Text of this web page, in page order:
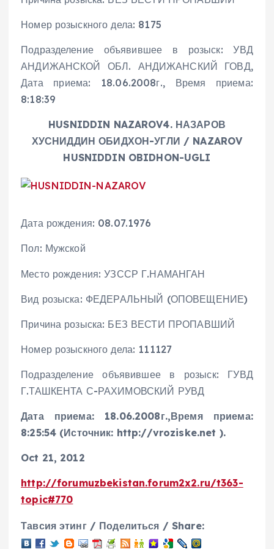
Номер розыскного дела: 8175
Подразделение объявившее в розыск: УВД
АНДИЖАНСКОЙ ОБЛ. АНДИЖАНСКИЙ ГОВД,
Дата приема: 18.06.2008г., Время приема:
8:18:39
HUSNIDDIN NAZAROV4. НАЗАРОВ
ХУСНИДДИН ОБИДХОН-УГЛИ / NAZAROV
HUSNIDDIN OBIDHON-UGLI
Дата рождения: 08.07.1976
Пол: Мужской
Место рождения: УЗССР Г.НАМАНГАН
Вид розыска: ФЕДЕРАЛЬНЫЙ (ОПОВЕЩЕНИЕ)
Причина розыска: БЕЗ ВЕСТИ ПРОПАВШИЙ
Номер розыскного дела: 111127
Подразделение объявившее в розыск: ГУВД
Г.ТАШКЕНТА С-РАХИМОВСКИЙ РУВД
Дата приема: 18.06.2008г.,Время приема:
8:25:54 (Источник: http://vroziske.net ).
Oct 21, 2012
http://forumuzbekistan.forum2x2.ru/t363-
topic#770
Тавсия этинг / Поделиться / Share: